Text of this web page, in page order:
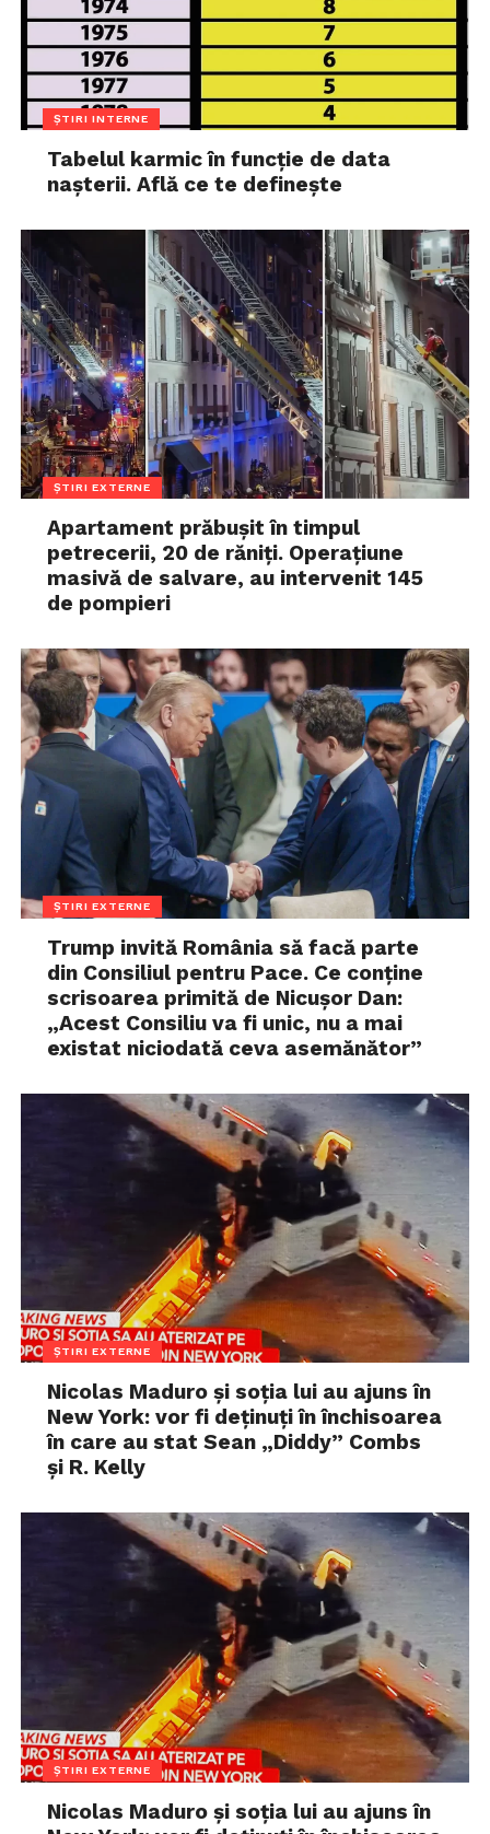
ȘTIRI INTERNE
Tabelul karmic în funcție de data
nașterii. Află ce te definește
ȘTIRI EXTERNE
Apartament prăbușit în timpul
petrecerii, 20 de răniți. Operațiune
masivă de salvare, au intervenit 145
de pompieri
ȘTIRI EXTERNE
Trump invită România să facă parte
din Consiliul pentru Pace. Ce conține
scrisoarea primită de Nicușor Dan:
„Acest Consiliu va fi unic, nu a mai
existat niciodată ceva asemănător”
ȘTIRI EXTERNE
Nicolas Maduro și soția lui au ajuns în
New York: vor fi deținuți în închisoarea
în care au stat Sean „Diddy” Combs
și R. Kelly
ȘTIRI EXTERNE
Nicolas Maduro și soția lui au ajuns în